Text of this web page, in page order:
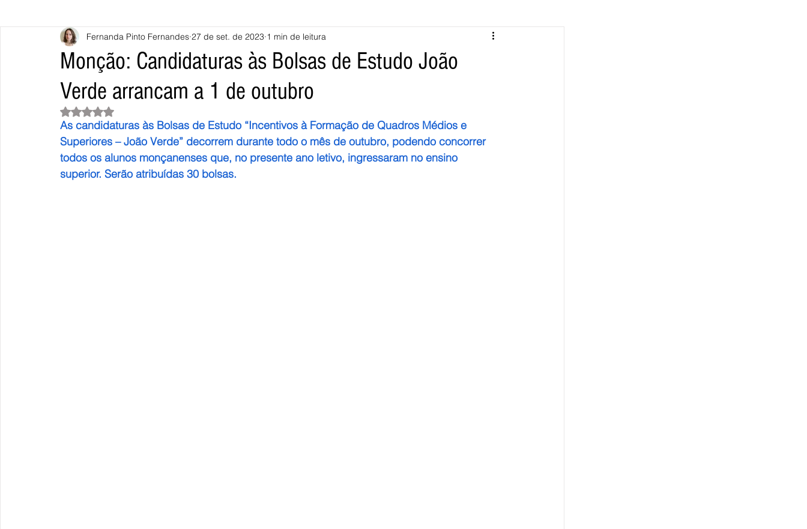
Vila Nova de Cerveira Monção Valença Melgaço
Terras de Bouro Póvoa de Lanhoso Vieira do Minho Vila Verde
Monção: Candidaturas às Bolsas de Estudo João
Verde arrancam a 1 de outubro
Fernanda Pinto Fernandes 27 de set. de 2023 1 min de leitura
Avaliado com NaN de 5 estrelas.
As candidaturas às Bolsas de Estudo “Incentivos à Formação de Quadros Médios e
Superiores – João Verde” decorrem durante todo o mês de outubro, podendo concorrer
todos os alunos monçanenses que, no presente ano letivo, ingressaram no ensino
superior. Serão atribuídas 30 bolsas.